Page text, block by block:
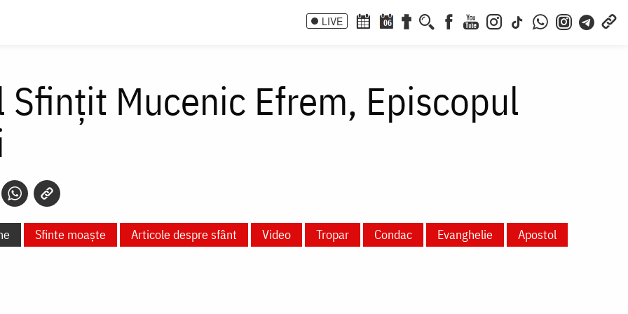
LIVE 06
Sfințit Mucenic Efrem, Episcopul
Sfinte moaște Articole despre sfânt Video Tropar Condac Evanghelie Apostol